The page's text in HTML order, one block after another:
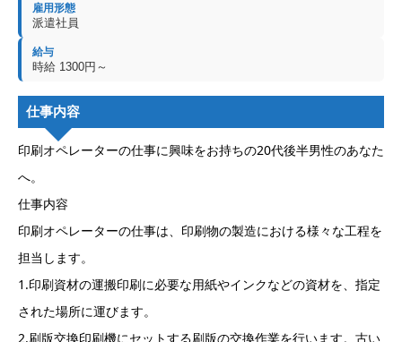
雇用形態
派遣社員
給与
時給 1300円～
仕事内容
印刷オペレーターの仕事に興味をお持ちの20代後半男性のあなた
へ。
仕事内容
印刷オペレーターの仕事は、印刷物の製造における様々な工程を
担当します。
1.印刷資材の運搬印刷に必要な用紙やインクなどの資材を、指定
された場所に運びます。
2.刷版交換印刷機にセットする刷版の交換作業を行います。古い